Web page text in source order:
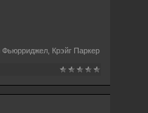
Крэйг Паркер